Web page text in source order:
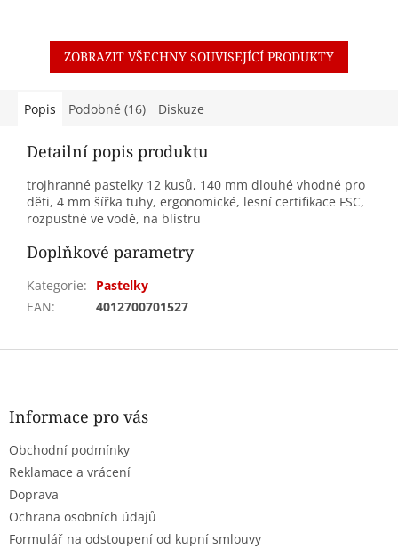
ZOBRAZIT VŠECHNY SOUVISEJÍCÍ PRODUKTY
Popis Podobné (16) Diskuze
Detailní popis produktu
trojhranné pastelky 12 kusů, 140 mm dlouhé vhodné pro
děti, 4 mm šířka tuhy, ergonomické, lesní certifikace FSC,
rozpustné ve vodě, na blistru
Doplňkové parametry
Kategorie:
Pastelky
EAN: 4012700701527
Z
Informace pro vás
Obchodní podmínky
Reklamace a vrácení
Doprava
Ochrana osobních údajů
Formulář na odstoupení od kupní smlouvy